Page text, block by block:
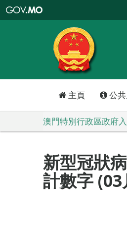
特
政
區
政
口
主頁 公共
澳門特別行政區政府
新型冠狀
計數字